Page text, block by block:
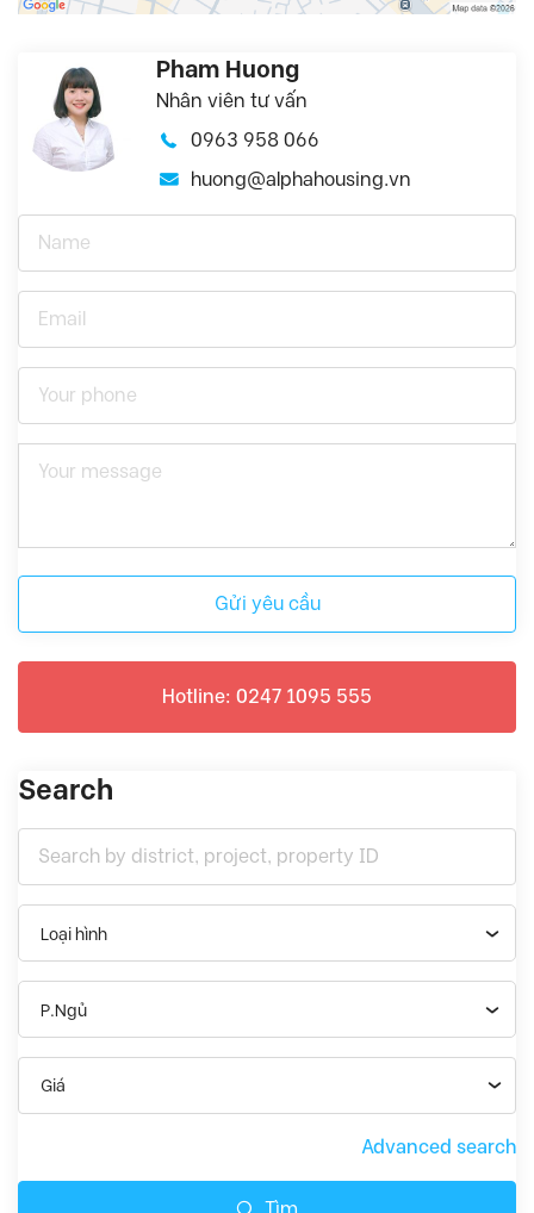
Pham Huong
Nhân viên tư vấn
0963 958 066
huong@alphahousing.vn
Gửi yêu cầu
Hotline: 0247 1095 555
Search
Loại hình
P.Ngủ
Giá
Advanced search
Tìm